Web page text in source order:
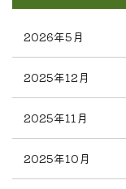
2026年5月
2025年12月
2025年11月
2025年10月